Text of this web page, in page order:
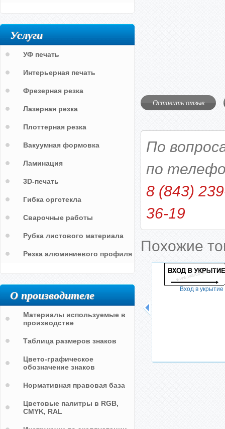
Оставить отзыв
По
по
8 (843)
36-19
Похожие
Вход в укрытие
Услуги
УФ печать
Интерьерная печать
Фрезерная резка
Лазерная резка
Плоттерная резка
Вакуумная формовка
Ламинация
3D-печать
Гибка оргстекла
Сварочные работы
Рубка листового материала
Резка алюминиевого профиля
О производителе
Материалы используемые в
производстве
Таблица размеров знаков
Цвето-графическое
обозначение знаков
Нормативная правовая база
Цветовые палитры в RGB,
CMYK, RAL